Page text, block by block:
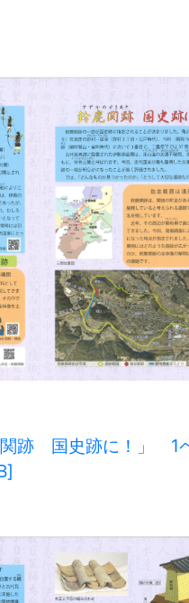
関跡 国史跡に！」 1